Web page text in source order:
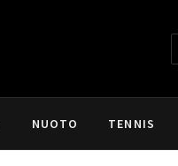
NUOTO TENNIS